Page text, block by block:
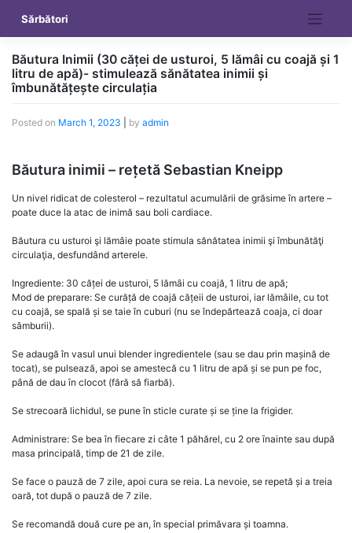
content
Sărbători
Băutura Inimii (30 căței de usturoi, 5 lămâi cu coajă și 1
litru de apă)- stimulează sănătatea inimii și
îmbunătățește circulația
Posted on March 1, 2023 by admin
Băutura inimii – rețetă Sebastian Kneipp
Un nivel ridicat de colesterol – rezultatul acumulării de grăsime în artere –
poate duce la atac de inimă sau boli cardiace.
Băutura cu usturoi şi lămâie poate stimula sănătatea inimii şi îmbunătăţi
circulaţia, desfundând arterele.
Ingrediente: 30 căței de usturoi, 5 lămâi cu coajă, 1 litru de apă;
Mod de preparare: Se curăță de coajă cățeii de usturoi, iar lămâile, cu tot
cu coajă, se spală și se taie în cuburi (nu se îndepărtează coaja, ci doar
sâmburii).
Se adaugă în vasul unui blender ingredientele (sau se dau prin mașină de
tocat), se pulsează, apoi se amestecă cu 1 litru de apă și se pun pe foc,
până de dau ȋn clocot (fără să fiarbă).
Se strecoară lichidul, se pune în sticle curate și se ține la frigider.
Administrare: Se bea în fiecare zi câte 1 păhărel, cu 2 ore ȋnainte sau după
masa principală, timp de 21 de zile.
Se face o pauză de 7 zile, apoi cura se reia. La nevoie, se repetă și a treia
oară, tot după o pauză de 7 zile.
Se recomandă două cure pe an, în special primăvara și toamna.